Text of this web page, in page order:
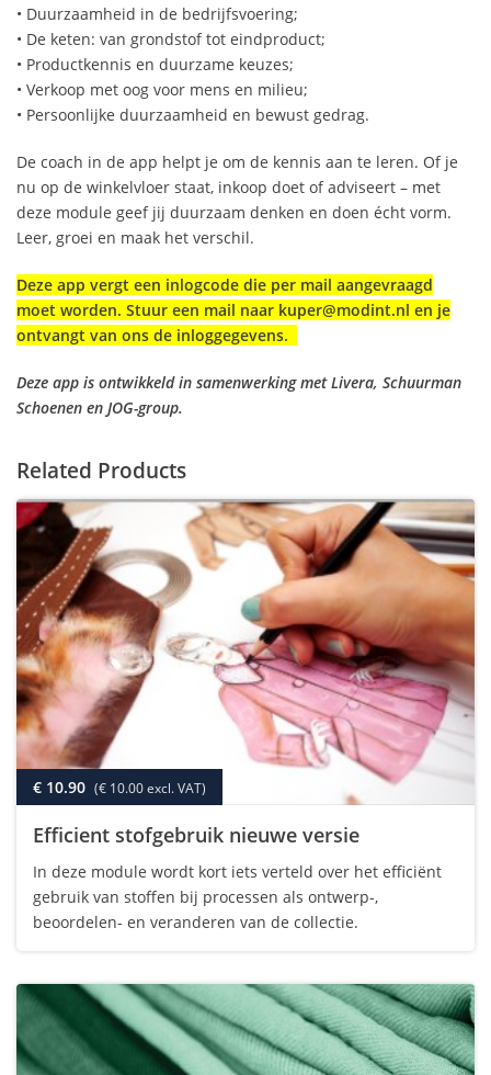
• Duurzaamheid in de bedrijfsvoering;
• De keten: van grondstof tot eindproduct;
• Productkennis en duurzame keuzes;
• Verkoop met oog voor mens en milieu;
• Persoonlijke duurzaamheid en bewust gedrag.
De coach in de app helpt je om de kennis aan te leren. Of je
nu op de winkelvloer staat, inkoop doet of adviseert – met
deze module geef jij duurzaam denken en doen écht vorm.
Leer, groei en maak het verschil.
Deze app vergt een inlogcode die per mail aangevraagd
moet worden. Stuur een mail naar kuper@modint.nl en je
ontvangt van ons de inloggegevens.
Deze app is ontwikkeld in samenwerking met Livera, Schuurman
Schoenen en JOG-group.
Related Products
€ 10.90 (€ 10.00 excl. VAT)
Efficient stofgebruik nieuwe versie
In deze module wordt kort iets verteld over het efficiënt
gebruik van stoffen bij processen als ontwerp-,
beoordelen- en veranderen van de collectie.